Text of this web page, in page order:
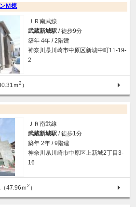
Ｍ棟
ＪＲ南武線
武蔵新城駅 / 徒歩9分
築年 4年 / 2階建
神奈川県川崎市中原区新城中町11-19-
2
ｍ2 ）
ＪＲ南武線
武蔵新城駅 / 徒歩1分
築年 2年 / 9階建
神奈川県川崎市中原区上新城2丁目3-
16
47.96ｍ2 ）